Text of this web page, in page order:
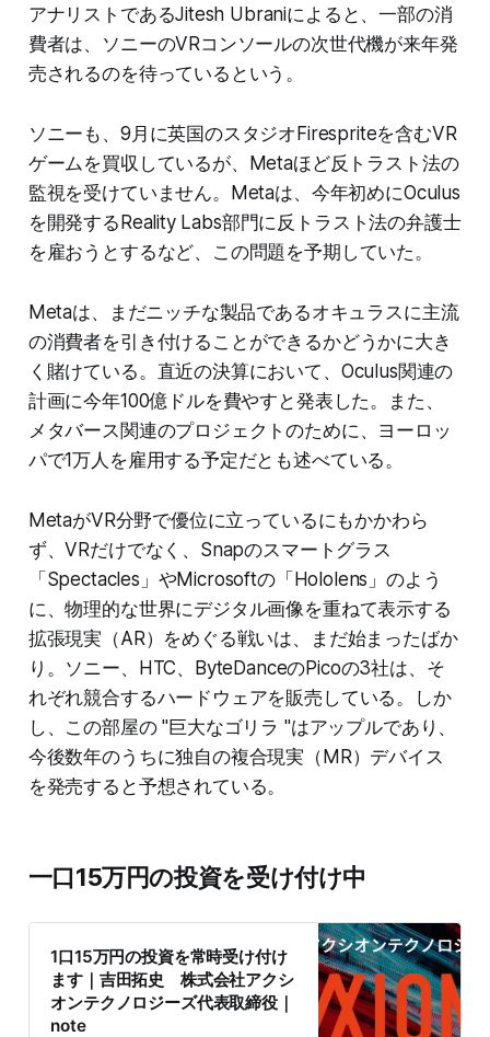
アナリストであるJitesh Ubraniによると、一部の消
費者は、ソニーのVRコンソールの次世代機が来年発
売されるのを待っているという。
ソニーも、9月に英国のスタジオFirespriteを含むVR
ゲームを買収しているが、Metaほど反トラスト法の
監視を受けていません。Metaは、今年初めにOculus
を開発するReality Labs部門に反トラスト法の弁護士
を雇おうとするなど、この問題を予期していた。
Metaは、まだニッチな製品であるオキュラスに主流
の消費者を引き付けることができるかどうかに大き
く賭けている。直近の決算において、Oculus関連の
計画に今年100億ドルを費やすと発表した。また、
メタバース関連のプロジェクトのために、ヨーロッ
パで1万人を雇用する予定だとも述べている。
MetaがVR分野で優位に立っているにもかかわら
ず、VRだけでなく、Snapのスマートグラス
「Spectacles」やMicrosoftの「Hololens」のよう
に、物理的な世界にデジタル画像を重ねて表示する
拡張現実（AR）をめぐる戦いは、まだ始まったばか
り。ソニー、HTC、ByteDanceのPicoの3社は、そ
れぞれ競合するハードウェアを販売している。しか
し、この部屋の "巨大なゴリラ "はアップルであり、
今後数年のうちに独自の複合現実（MR）デバイス
を発売すると予想されている。
一口15万円の投資を受け付け中
1口15万円の投資を常時受け付け
ます｜吉田拓史 株式会社アクシ
オンテクノロジーズ代表取締役｜
note